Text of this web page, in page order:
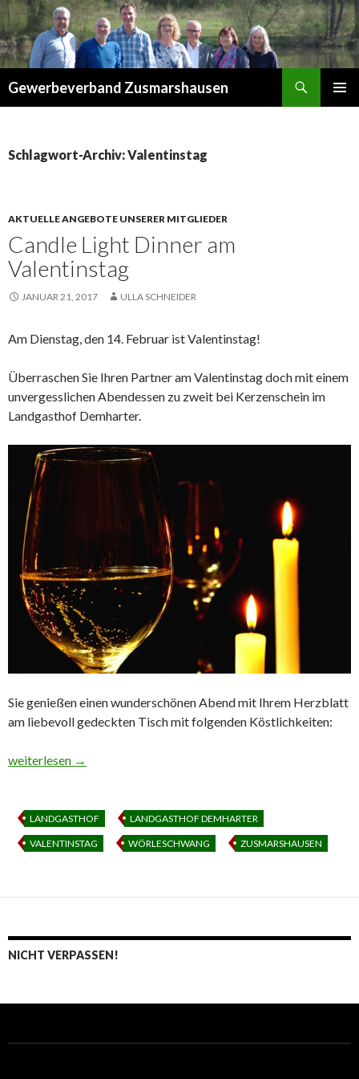
Gewerbeverband Zusmarshausen
Schlagwort-Archiv: Valentinstag
AKTUELLE ANGEBOTE UNSERER MITGLIEDER
Candle Light Dinner am
Valentinstag
JANUAR 21, 2017 ULLA SCHNEIDER
Am Dienstag, den 14. Februar ist Valentinstag!
Überraschen Sie Ihren Partner am Valentinstag doch mit einem
unvergesslichen Abendessen zu zweit bei Kerzenschein im
Landgasthof Demharter.
Sie genießen einen wunderschönen Abend mit Ihrem Herzblatt
am liebevoll gedeckten Tisch mit folgenden Köstlichkeiten:
Candle Light Dinner am Valentinstag
weiterlesen →
LANDGASTHOF LANDGASTHOF DEMHARTER
VALENTINSTAG WÖRLESCHWANG ZUSMARSHAUSEN
NICHT VERPASSEN!